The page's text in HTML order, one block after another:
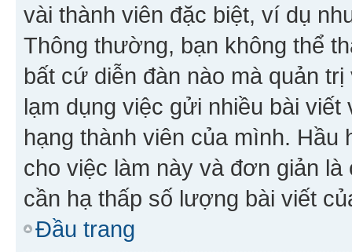
vài thành viên đặc biệt, ví dụ
Thông thường, bạn không thể
bất cứ diễn đàn nào mà quản
lạm dụng việc gửi nhiều bài
hạng thành viên của mình. Hầu
cho việc làm này và đơn giản
cần hạ thấp số lượng bài viết
Đầu trang